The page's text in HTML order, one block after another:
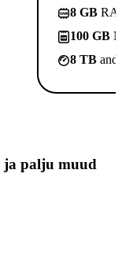
8 GB
100 GB
8 TB
ja palju muud